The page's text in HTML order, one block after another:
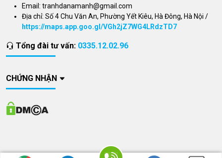
Email: tranhdanamanh@gmail.com
Địa chỉ: Số 4 Chu Văn An, Phường Yết Kiêu, Hà Đông, Hà Nội /
https://maps.app.goo.gl/VGh2jZ7WG4LRdzTD7
Tổng đài tư vấn: 0335.12.02.96
CHỨNG NHẬN